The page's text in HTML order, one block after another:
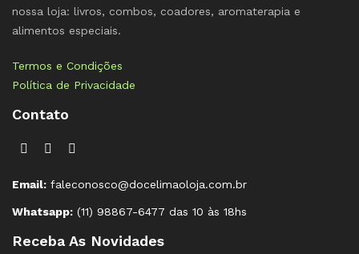
nossa loja: livros, combos, coadores, aromaterapia e
alimentos especiais.
Termos e Condições
Política de Privacidade
Contato
Email: faleconosco@docelimaoloja.com.br
Whatsapp: (11) 98867-6477 das 10 às 18hs
Receba As Novidades